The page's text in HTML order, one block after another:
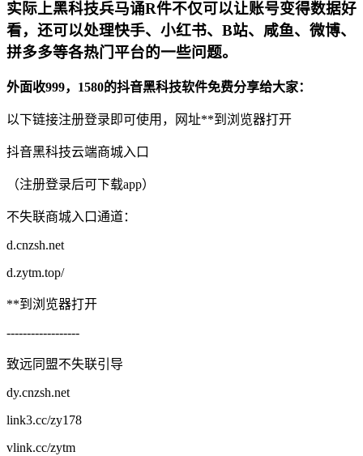
实际上黑科技兵马诵R件不仅可以让账号变得数据好
看，还可以处理快手、小红书、B站、咸鱼、微博、
拼多多等各热门平台的一些问题。
外面收999，1580的抖音黑科技软件免费分享给大家：
以下链接注册登录即可使用，网址**到浏览器打开
抖音黑科技云端商城入口
（注册登录后可下载app）
不失联商城入口通道：
d.cnzsh.net
d.zytm.top/
**到浏览器打开
------------------
致远同盟不失联引导
dy.cnzsh.net
link3.cc/zy178
vlink.cc/zytm